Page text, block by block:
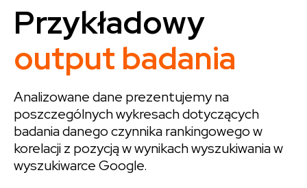
Przykładowy
output badania
Analizowane dane prezentujemy na
poszczególnych wykresach dotyczących
badania danego czynnika rankingowego w
korelacji z pozycją w wynikach wyszukiwania w
wyszukiwarce Google.